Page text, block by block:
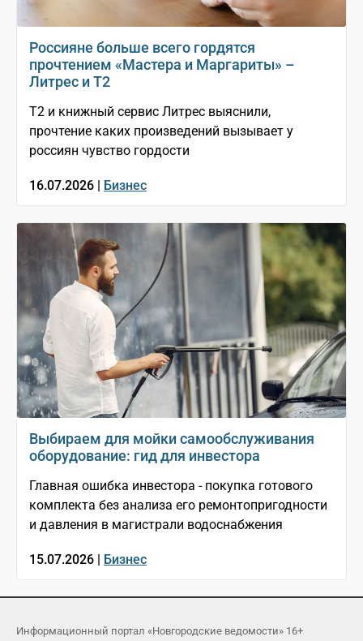
Россияне больше всего гордятся
прочтением «Мастера и Маргариты» –
Литрес и T2
T2 и книжный сервис Литрес выяснили,
прочтение каких произведений вызывает у
россиян чувство гордости
16.07.2026 | Бизнес
Выбираем для мойки самообслуживания
оборудование: гид для инвестора
Главная ошибка инвестора - покупка готового
комплекта без анализа его ремонтопригодности
и давления в магистрали водоснабжения
15.07.2026 | Бизнес
Информационный портал «Новгородские ведомости» 16+